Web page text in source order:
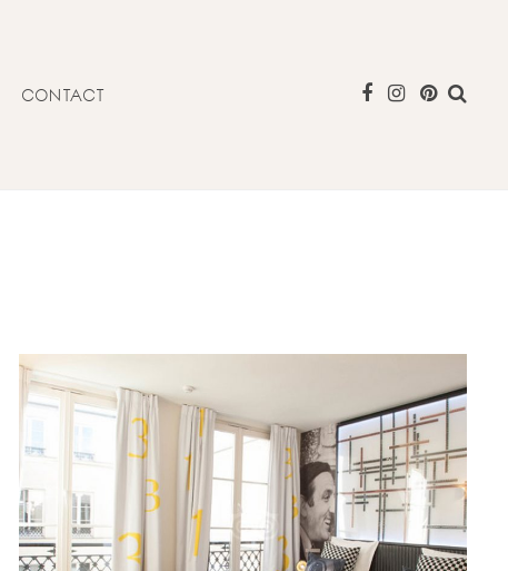
CONTACT